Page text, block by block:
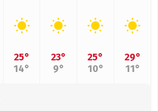
25°
14°
23°
9°
25°
10°
29°
11°